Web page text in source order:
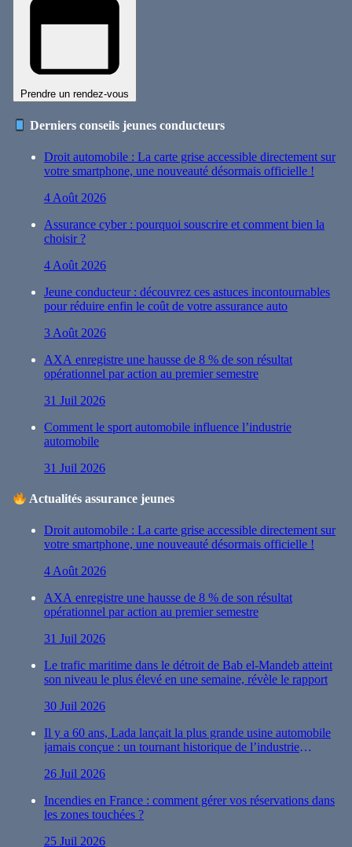
Prendre un rendez-vous
Derniers conseils jeunes conducteurs
Droit automobile : La carte grise accessible directement sur
votre smartphone, une nouveauté désormais officielle !
4 Août 2026
Assurance cyber : pourquoi souscrire et comment bien la
choisir ?
4 Août 2026
Jeune conducteur : découvrez ces astuces incontournables
pour réduire enfin le coût de votre assurance auto
3 Août 2026
AXA enregistre une hausse de 8 % de son résultat
opérationnel par action au premier semestre
31 Juil 2026
Comment le sport automobile influence l’industrie
automobile
31 Juil 2026
Actualités assurance jeunes
Droit automobile : La carte grise accessible directement sur
votre smartphone, une nouveauté désormais officielle !
4 Août 2026
AXA enregistre une hausse de 8 % de son résultat
opérationnel par action au premier semestre
31 Juil 2026
Le trafic maritime dans le détroit de Bab el-Mandeb atteint
son niveau le plus élevé en une semaine, révèle le rapport
30 Juil 2026
Il y a 60 ans, Lada lançait la plus grande usine automobile
jamais conçue : un tournant historique de l’industrie
26 Juil 2026
Incendies en France : comment gérer vos réservations dans
les zones touchées ?
25 Juil 2026